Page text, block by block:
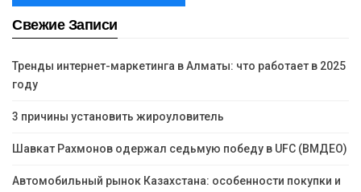
Свежие Записи
Тренды интернет-маркетинга в Алматы: что работает в 2025
году
3 причины установить жироуловитель
Шавкат Рахмонов одержал седьмую победу в UFC (ВМДЕО)
Автомобильный рынок Казахстана: особенности покупки и